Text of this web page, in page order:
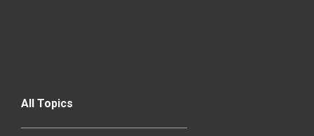
All Topics